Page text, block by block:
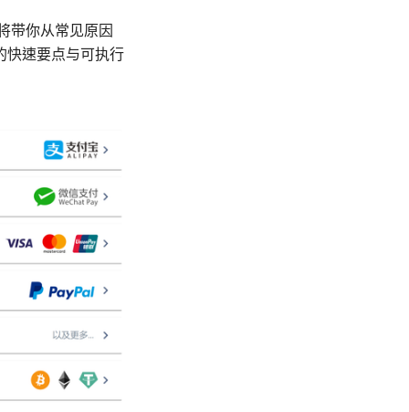
带你从常见原因
快速要点与可执行